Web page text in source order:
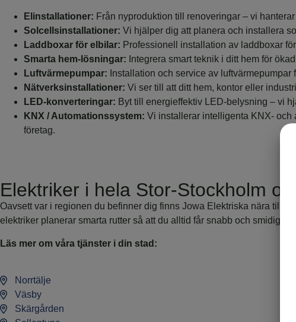
Elinstallationer: Från nyproduktion till renoveringar – vi
Solcellsinstallationer: Vi hjälper dig att planera och installera
Laddboxar för elbilar: Professionell installation av laddboxar
Smarta hem-lösningar: Integrera smart teknik i ditt hem för
Luftvärmepumpar: Installation och service av
Nätverksinstallationer: Vi ser till att ditt hem, kontor eller
LED-konverteringar: Byt till energieffektiv LED-belysning – vi
KNX / Automationssystem: Vi installerar intelligenta KNX- och
företag.
Elektriker i hela Stor-Stockholm
Oavsett var i regionen du befinner dig finns Jowa Elektriska nära till
elektriker planerar smarta rutter så att du alltid får snabb och smidig
Läs mer om våra tjänster i din stad:
Norrtälje
Väsby
Skärgården